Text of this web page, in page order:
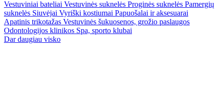
Vestuviniai bateliai Vestuvinės suknelės Proginės suknelės Pamergių
suknelės Siuvėjai Vyriški kostiumai Papuošalai ir aksesuarai
Apatinis trikotažas Vestuvinės šukuosenos, grožio paslaugos
Odontologijos klinikos Spa, sporto klubai
Dar daugiau visko